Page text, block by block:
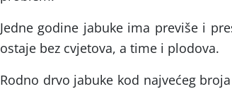
Jedne godine jabuke ima previše i
ostaje bez cvjetova, a time i plodova.
Rodno drvo jabuke kod najvećeg